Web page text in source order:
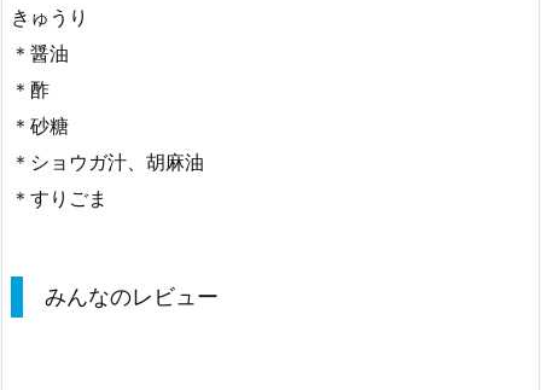
きゅうり
＊醤油
＊酢
＊砂糖
＊ショウガ汁、胡麻油
＊すりごま
みんなのレビュー